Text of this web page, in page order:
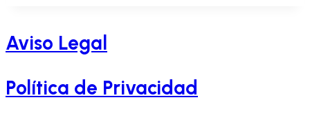
Aviso Legal
Política de Privacidad